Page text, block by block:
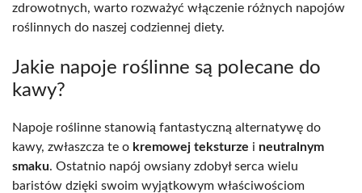
zdrowotnych, warto rozważyć włączenie różnych napojów
roślinnych do naszej codziennej diety.
Jakie napoje roślinne są polecane do
kawy?
Napoje roślinne stanowią fantastyczną alternatywę do
kawy, zwłaszcza te o kremowej teksturze i neutralnym
smaku. Ostatnio napój owsiany zdobył serca wielu
baristów dzięki swoim wyjątkowym właściwościom